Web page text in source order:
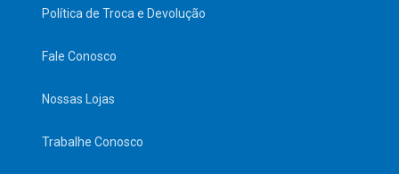
Política de Troca e Devolução
Fale Conosco
Nossas Lojas
Trabalhe Conosco